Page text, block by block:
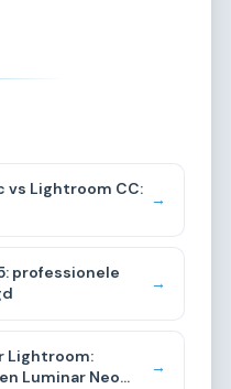
vs Lightroom CC:
→
professionele
→
Lightroom:
Luminar Neo
→